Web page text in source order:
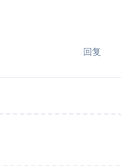
回复